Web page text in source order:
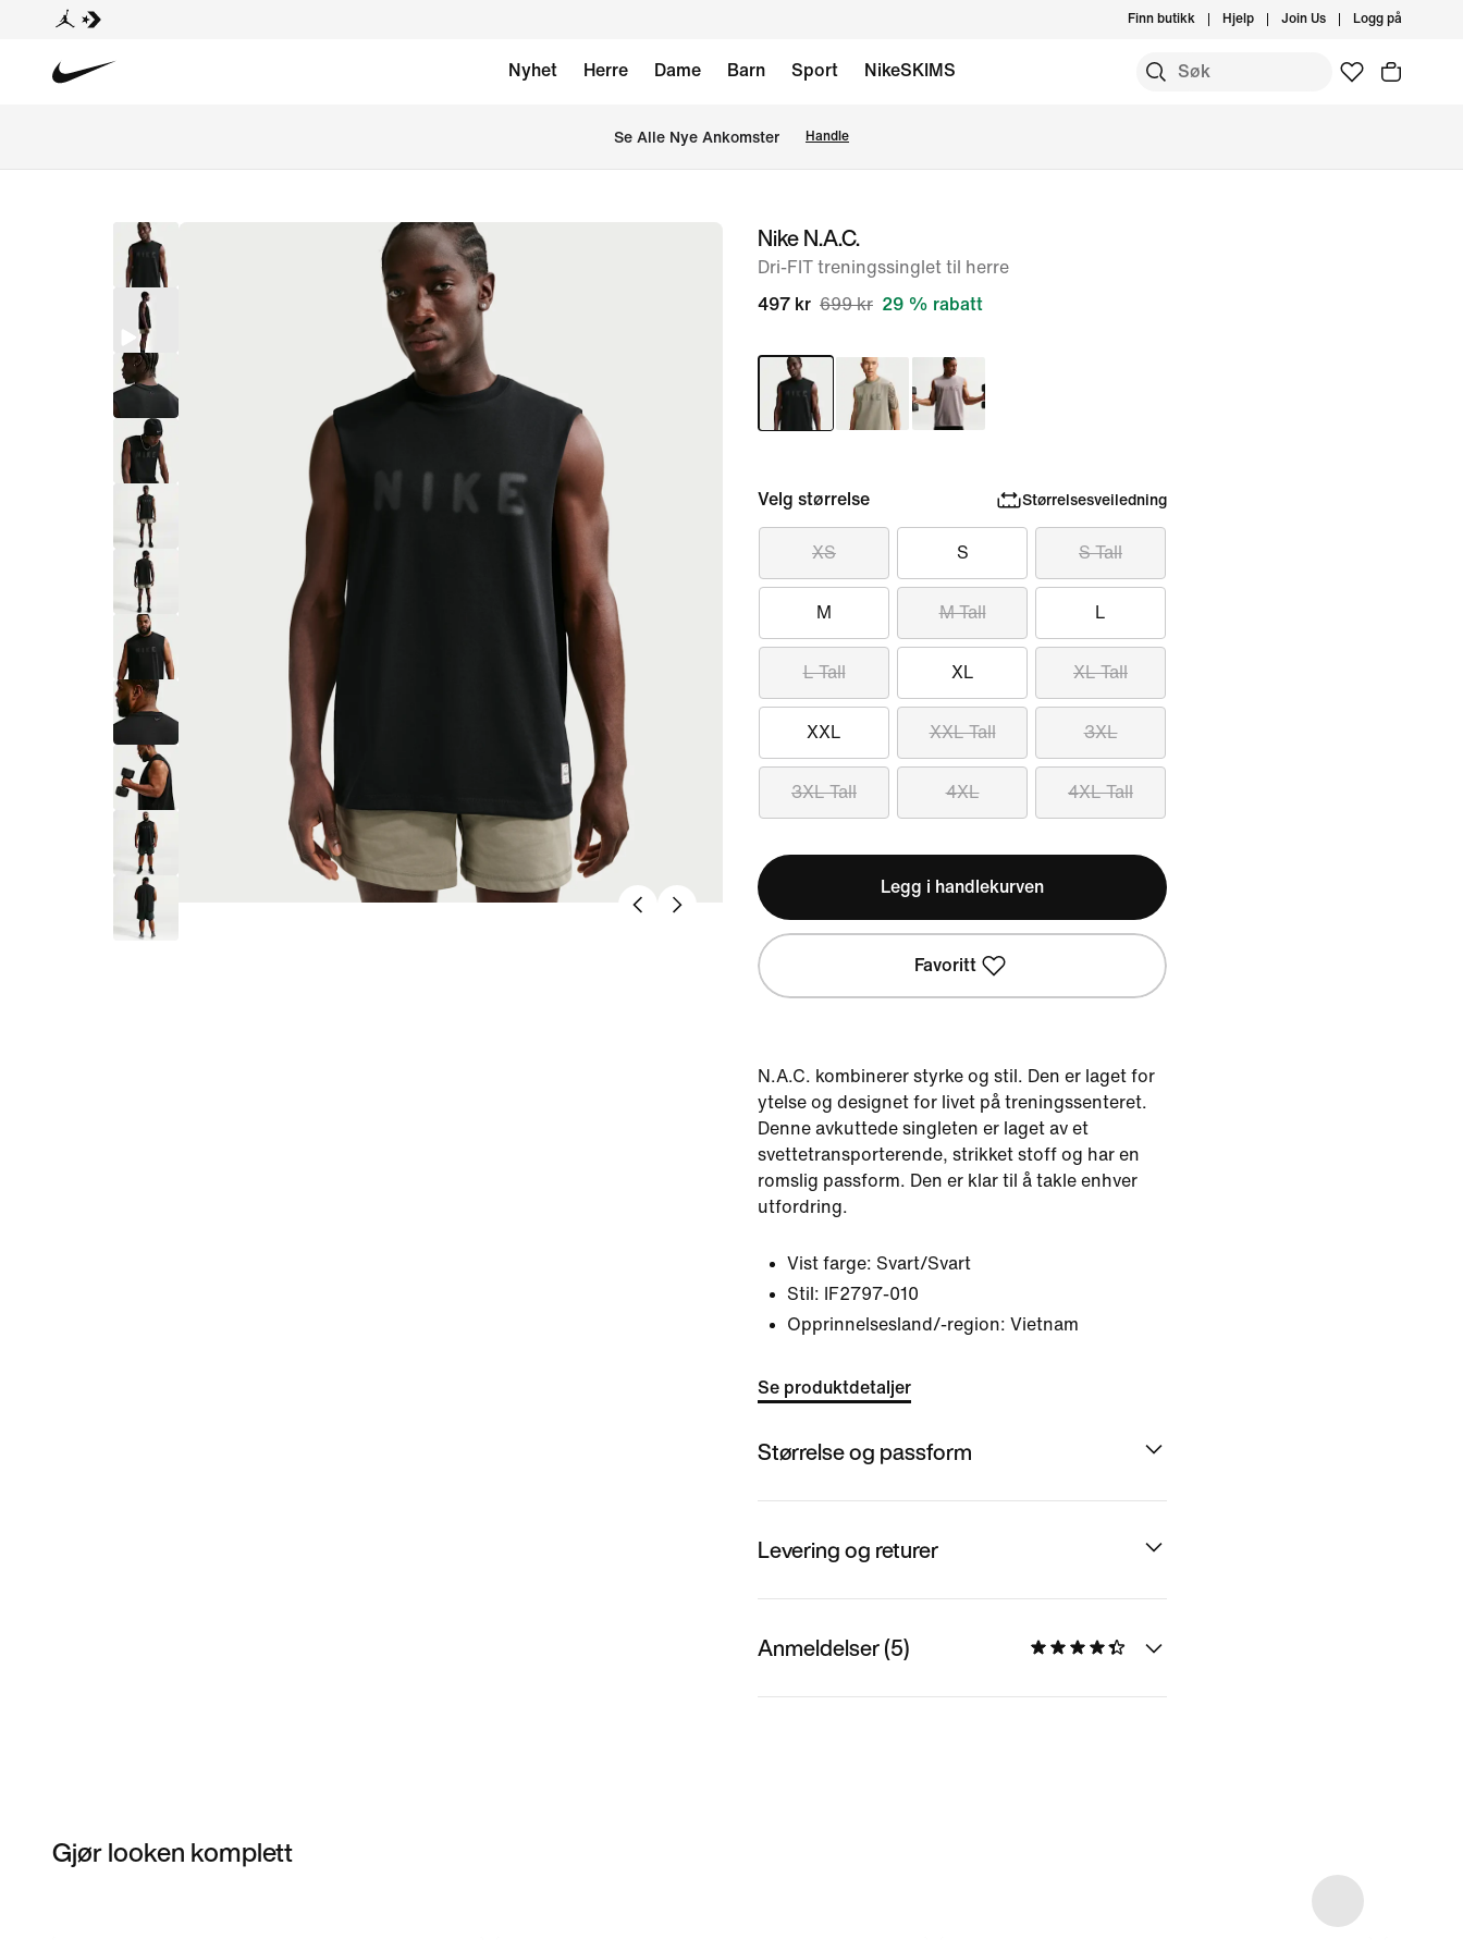
Finn butikk Hjelp Join Us Logg på
Nyhet Herre Dame Barn Sport NikeSKIMS
Se Alle Nye Ankomster Handle
bildeNike N.A.C.
Dri-FIT treningssinglet til herre
497 kr 699 kr 29 % rabatt
Velg størrelse Størrelsesveiledning
XS S S Tall
M M Tall L
L Tall XL XL Tall
XXL XXL Tall 3XL
3XL Tall 4XL 4XL Tall
Legg i handlekurven
Favoritt
N.A.C. kombinerer styrke og stil. Den er laget for
ytelse og designet for livet på treningssenteret.
Denne avkuttede singleten er laget av et
svettetransporterende, strikket stoff og har en
romslig passform. Den er klar til å takle enhver
utfordring.
Vist farge: Svart/Svart
Stil:
IF2797-010
Opprinnelsesland/-region: Vietnam
Se produktdetaljer
Størrelse og passform
Levering og returer
Anmeldelser (5)
Gjør looken komplett